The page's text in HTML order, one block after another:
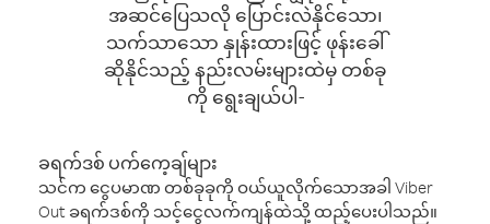
အဆင်ပြေသလို ပြောင်းလဲနိုင်သော၊
သက်သာသော နှုန်းထားဖြင့် ဖုန်းခေါ်
ဆိုနိုင်သည့် နည်းလမ်းများထဲမှ တစ်ခု
ကို ရွေးချယ်ပါ-
ခရက်ဒစ် ပက်ကေ့ချ်များ
သင်က ငွေပမာဏ တစ်ခုခုကို ဝယ်ယူလိုက်သောအခါ Viber
Out ခရက်ဒစ်ကို သင့်ငွေလက်ကျန်ထဲသို့ ထည့်ပေးပါသည်။